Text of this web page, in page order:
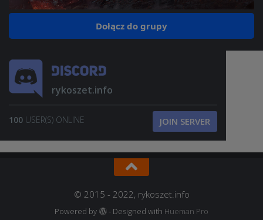
Dołącz do grupy
rykoszet.info
100 USER(S) ONLINE JOIN SERVER
© 2015 - 2022, rykoszet.info
Powered by - Designed with Hueman Pro